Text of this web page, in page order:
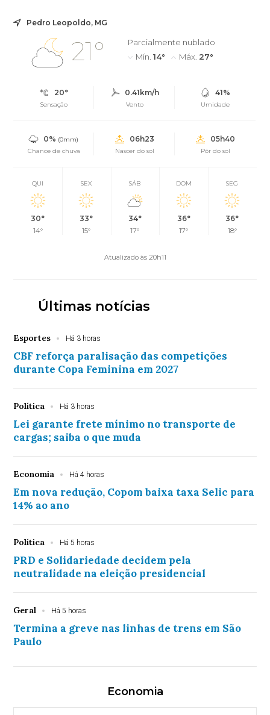
Pedro Leopoldo, MG
21°
Parcialmente nublado
Mín. 14° Máx. 27°
20°
Sensação
0.41km/h
Vento
41%
Umidade
0% (0mm)
Chance de chuva
06h23
Nascer do sol
05h40
Pôr do sol
QUI
30°
14°
SEX
33°
15°
SÁB
34°
17°
DOM
36°
17°
SEG
36°
18°
Atualizado às 20h11
Últimas notícias
Esportes Há 3 horas
CBF reforça paralisação das competições
durante Copa Feminina em 2027
Política Há 3 horas
Lei garante frete mínimo no transporte de
cargas; saiba o que muda
Economia Há 4 horas
Em nova redução, Copom baixa taxa Selic para
14% ao ano
Política Há 5 horas
PRD e Solidariedade decidem pela
neutralidade na eleição presidencial
Geral Há 5 horas
Termina a greve nas linhas de trens em São
Paulo
Economia